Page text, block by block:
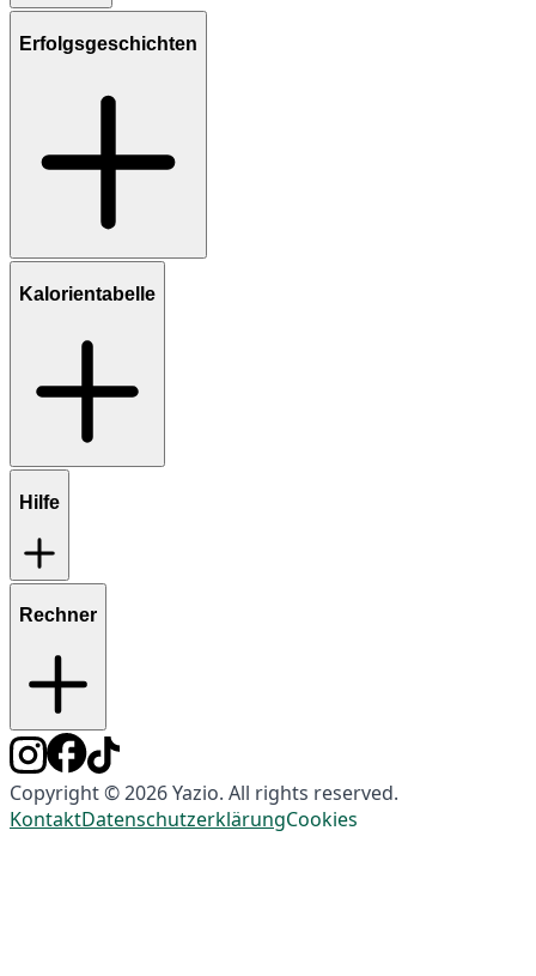
Erfolgsgeschichten
Kalorientabelle
Hilfe
Rechner
Copyright © 2026 Yazio. All rights reserved.
KontaktDatenschutzerklärungCookies